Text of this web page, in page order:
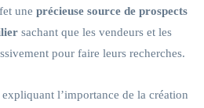
une précieuse source de prospects
sachant que les vendeurs et les
pour faire leurs recherches.
l’importance de la création